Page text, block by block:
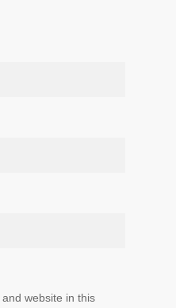
website in this